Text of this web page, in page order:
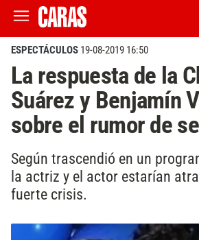
ESPECTÁCULOS 19-08-2019 16:50
La respuesta de la
Suárez y Benjamín
sobre el rumor de
Según trascendió en un
la actriz y el actor estarían
fuerte crisis.